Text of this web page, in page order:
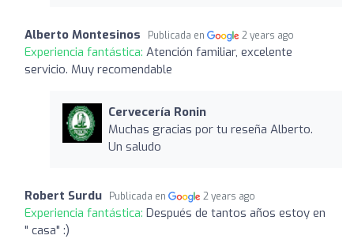
Alberto Montesinos Publicada en 2 years ago
Experiencia fantástica: Atención familiar, excelente
servicio. Muy recomendable
Cervecería Ronin
Muchas gracias por tu reseña Alberto.
Un saludo
Robert Surdu Publicada en 2 years ago
Experiencia fantástica: Después de tantos años estoy en
" casa" :)